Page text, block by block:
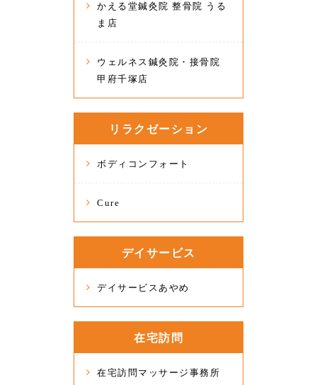
かえる堂鍼灸院 整骨院 うる
ま店
ウェルネス鍼灸院・接骨院
甲府千塚店
リラクゼーション
ボディコンフォート
Cure
デイサービス
デイサービスあやめ
在宅訪問
在宅訪問マッサージ事務所